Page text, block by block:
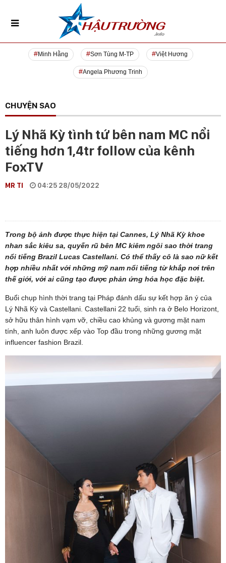
Minh Hằng Sơn Tùng M-TP Việt Hương
Angela Phương Trinh
CHUYỆN SAO
Lý Nhã Kỳ tình tứ bên nam MC nổi
tiếng hơn 1,4tr follow của kênh
FoxTV
MR TI 04:25 28/05/2022
Trong bộ ảnh được thực hiện tại Cannes, Lý Nhã Kỳ khoe
nhan sắc kiêu sa, quyến rũ bên MC kiêm ngôi sao thời trang
nổi tiếng Brazil Lucas Castellani. Có thể thấy cô là sao nữ kết
hợp nhiều nhất với những mỹ nam nổi tiếng từ khắp nơi trên
thế giới, với ai cũng tạo được phản ứng hóa học đặc biệt.
Buổi chụp hình thời trang tại Pháp đánh dấu sự kết hợp ăn ý của
Lý Nhã Kỳ và Castellani. Castellani 22 tuổi, sinh ra ở Belo Horizont,
sở hữu thân hình vạm vỡ, chiều cao khủng và gương mặt nam
tính, anh luôn được xếp vào Top đầu trong những gương mặt
influencer fashion Brazil.